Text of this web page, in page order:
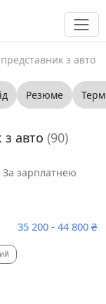
з авто
Резюме
з авто (90)
За зарплатнею
35 200 - 44 800 ₴